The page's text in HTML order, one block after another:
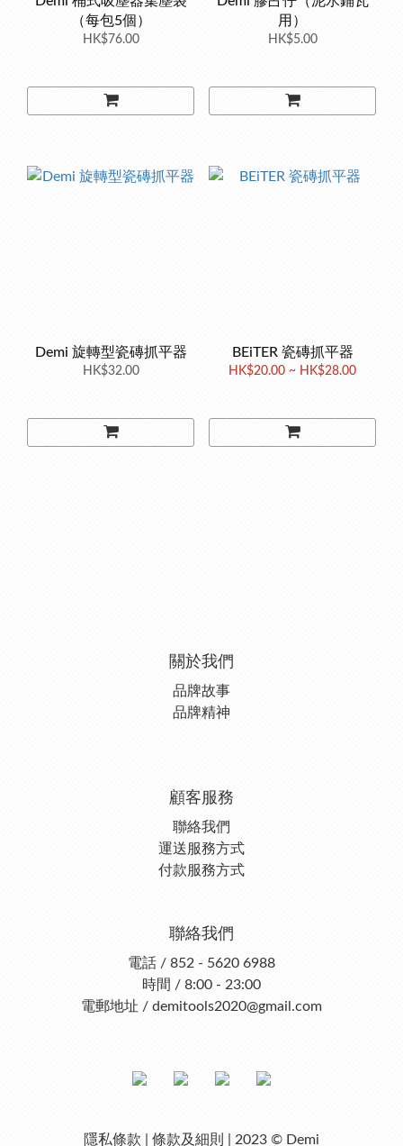
（每包5個）
HK$76.00
用）
HK$5.00
Demi 旋轉型瓷磚抓平器
HK$32.00
BEiTER 瓷磚抓平器
HK$20.00 ~ HK$28.00
關於我們
品牌故事
品牌精神
顧客服務
聯絡我們
運送服務方式
付款服務方式
聯絡我們
電話 / 852 - 5620 6988
時間 / 8:00 - 23:00
電郵地址 / demitools2020@gmail.com
隱私條款 | 條款及細則 | 2023 © Demi